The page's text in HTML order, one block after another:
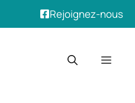
Rejoignez-nous